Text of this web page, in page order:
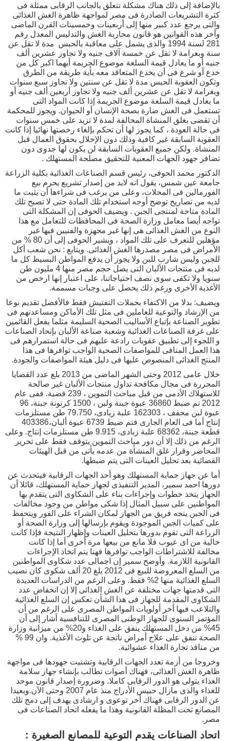
بالإضافة إلى ذلك هناك مشكلة تتعلق بالجانب الرقابى ممثلة فى
كثرة التشريعات الصادرة فى مصر لمواجهة ظاهرة الغش الغذائى
والتى يرجع عدد كبير منها إلى أربعينات وخمسينات القرن الماضى
وأخر هذه القوانين هو قانون محاربة الغش والتدليس المعدل رقم
281 لسنة 1994 والذى يشمل على معاقبة بالحبس مدة لا تقل عن
سنة وبغرامة لا تقل عن خمسة آلاف جنيه ولا تجاوز عشرين ألف
جنيه أو ما يعادل قيمة السلعة موضوع الجريمة أيهما اكبر كل من
خدع أو شرع فى أن يخدع المتعاقد معه بأية طريقة من الطرق
وتكون العقوبة الحبس مدة لا تقل عن سنتين ولا تجاوز سبع سنوات
وبغرامة لا تقل عن عشرين ألف جنيه ولا تجاوز أربعين ألف جنيه أو
ما يعادل قيمة السلعة موضوع الجريمة إذا كانت المواد التى
تستعمل فى الغش ضارة بصحة الإنسان أو الحيوان. ويجوز للمحكمة
أن تقضى بغلق المنشاة المخالفة لمدة لا تزيد على خمس سنوات
فى حالة العودة ، كما يجوز لها أن تحكم بإلغاء رخصتها نهائيا إذا كانت
العقوبة السابقة غير كافية وذلك دون الإخلال بحقوق العمال قبل
المنشاة. ولكن جميع العقوبات السابقة لن يكون لها جدوى دون
تضافر جهود الجهات المعنية للتحقيق مصلحة المستهلك .
الدكتور محمد الحوفى، رئيس قسم الصناعات الغذائية بكلية الزراعة
جامعة عين شمس، يقول انه لابد من إصدار تشريع يحرم بيع
الفورمالين فى المحلات، وعلى من يرغب فى شراءها أن يثبت ما
لديه من تصاريح توضح أوجه استخدام تلك المادة حتى لا تصبح تلك
المادة متاحة لمنتجى الجبن . ويضيف الحوفى إن المشكلة التى
تواجه أيضا معامل وزارة الصحة فى المحافظات للتعامل مع هذا
النوع من الغش الغذائى هى إنها غير مجهزة والفنيين فيها غير
مؤهلين للتعرف على تلك المواد ، ويشير الحوفى إلى أن 80 % من
الأمراض فى مصر مصدرها الغش الغذائى. ويتابع : نحن شعب أكل
للجبن وليس شارب للبن ولا يجوز أن يدفع المواطن البسيط كل ما
لديه فى منتجات الألبان التى يصل حجم مصر منها 4 مليون طن
سنويا ولا تكفى سوى نصف احتياجاتنا، على اعتبار إنها ارخص من
الأغذية الأخرى ورغم ذلك يحصل على وجبات مسممة.
ويضيف: بدلا من الاكتفاء بحملات التفتيش فقط فالأفضل تقديم نوعا
من الإرشاد والتوعية للعاملين فى مثل تلك الأماكن ومساعدتهم فى
تطوير الصناعة بإتباع الأساليب الصحية السليمة مثلما يفعل القائمين
على غرفة الصناعات الغذائية وشعبة صناعة الألبان بإتحاد الصناعات
و اللجوء إلى تطبيق عقوبات رادعة عليهم فى حالة استمرارهم فى
هذا العمل المنافى للمواصفات الصحية الواجب توافرها فى هذا
المنتج الغذائى المنصوص عليها فى دليل هيئة المواصفات والجودة.
خلال عامى 2012 وحتى الشهر الماضى من 2013 بلغ عدد القضايا
المحررة فى مجال مكافحة تداول منتجات الألبان غير صالحة
للاستهلاك الأدمى من قبل مباحث التموين ، 239 قضية. ففى عام
2012 تم ضبط 36860 عبوة جبنة ولبن ، 1500 كرتونة جبنة، 96
عبوة لبن مجفف ، 162303 علبة زبادى، 79.750 طن مستلزمات
إنتاج أما فى العام الجارى فتم ضبط 6739 عبوة ألبان،403386
قطعة جبنة، 68362 علبة زبادى، 9.915 طن مستلزمات إنتاج. وعلى
الرغم من ذلك إلا أن دور مباحث التموين يتوقف فقط على تحرير
المحاضر وقرار غلق المنشأة من عدمه يأتى من قبل الهيئات
القضائية بعد تحليل العينات التى يتم ضبطها.
أما عن جهاز حماية المستهلك وهو أحد الجهات الرقابية فيتحدث عن
دورها احمد سمير، المدير التنفيذى لجهاز حماية المستهلك، قائلا أن
الجهاز يتخذ خطوات وإجراءات بناء على الشكاوى التى يتقدم بها
المواطنين على سبيل المثال إذا شكى مواطن من وجود مخالفات
فى الجبن يتجه فريق من الجهاز لمكان الشراء على الفور ويتحفظ
على كميات الجبن الموجودة ويقوم بإرسالها إلى وزارة الصحة أو
الزراعة التى تقوم بدورها بتحليل العينات وإظهار النتيجة فإذا كانت
خالية من اى عيوب فلا مانع من بيعها مرة أخرى أما إذا كانت
مخالفة للاشتراطات الواجب توافرها فهنا يتم اتخاذ الإجراءات
القانونية اللازمة. وأوضح سمير إن اجمالى عدد شكاوى المواطنين
من السلع المعروضة للبيع فى 2012 بلغ 20 ألف شكوى كان نصيب
السلع الغذائية منها 2% فقط. وعلى الرغم من الدراسات العديدة
التى قدمتها جهات مختلفة عن الغش الغذائى إلا إن انخفاض عدد
الشكاوى المقدمة للجهاز فى هذا الشأن تعكس إن السلع الغذائية
والتلاعب فيها أخر أولويات المواطن المصرى على الرغم من أن
المؤتمر السنوى للجهاز الوطنى المصرى للتنافسية أشار إلى أن
45% من دخل المستهلك ينفق على الغذاء و20% من ميزانية وزارة
الصحة تنفق على علاج أمراض ناتجة عن تلوث الأغذية. وان 99 %
من منافذ تجارة الغذاء عشوائية.
وخروجا من أزمة تعدد الجهات الرقابية وتشتيت جهودها فى مواجهة
ظاهرة الغش الغذائى، فهناك أصوات تطالب بإنشاء جهاز سلامة
الغذاء يتولى هو الدور الرقابى كاملا. وضرورة إصدار قانون موحد
للغذاء والذى مازال حبيس الأدراج منذ عام 2007 وحتى الآن.وبعيدا
عن الدور الرقابى فهناك أخر توعوى و ارشادى يهدف إلى دمج تلك
المصانع تحت المظلة القانونية وهذا ما يفعله اتحاد الصناعات فى
مصر.
اتحاد الصناعات يقدم التوعية للمصانع الصغيرة :